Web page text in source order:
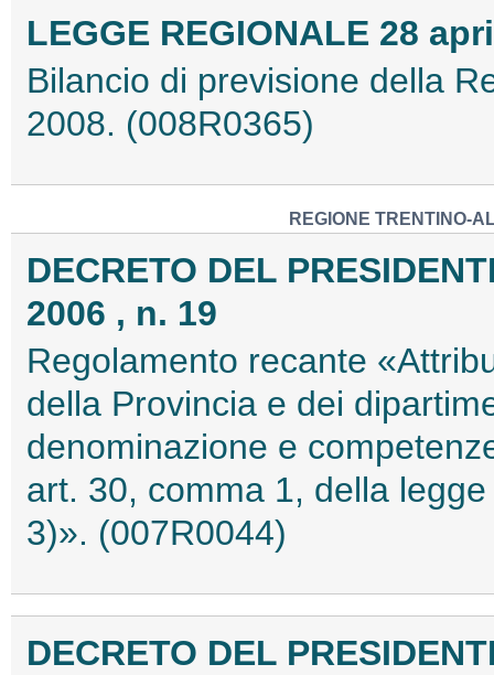
LEGGE REGIONALE 28
Bilancio di previsione della
2008. (008R0365)
REGIONE TRENTINO-
DECRETO DEL
2006 , n. 19
Regolamento recante
della Provincia e dei
denominazione e
art. 30, comma 1, della
3)». (007R0044)
DECRETO DEL